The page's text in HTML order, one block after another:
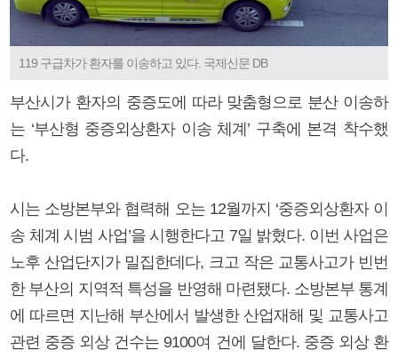
119 구급차가 환자를 이송하고 있다. 국제신문 DB
부산시가 환자의 중증도에 따라 맞춤형으로 분산 이송하
는 ‘부산형 중증외상환자 이송 체계’ 구축에 본격 착수했
다.
시는 소방본부와 협력해 오는 12월까지 ‘중증외상환자 이
송 체계 시범 사업’을 시행한다고 7일 밝혔다. 이번 사업은
노후 산업단지가 밀집한데다, 크고 작은 교통사고가 빈번
한 부산의 지역적 특성을 반영해 마련됐다. 소방본부 통계
에 따르면 지난해 부산에서 발생한 산업재해 및 교통사고
관련 중증 외상 건수는 9100여 건에 달한다. 중증 외상 환